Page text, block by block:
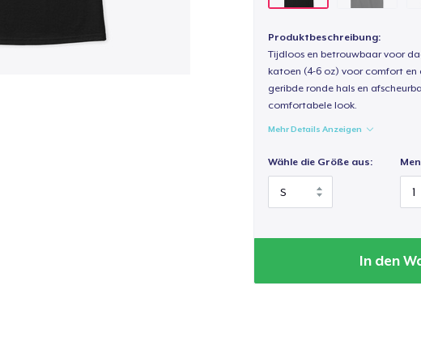
Produktbeschreibung:
Tijdloos en betrouwbaar voor
katoen (4-6 oz) voor comfort en
geribde ronde hals en
comfortabele look.
Mehr Details Anzeigen
Wähle die Größe aus:
In den